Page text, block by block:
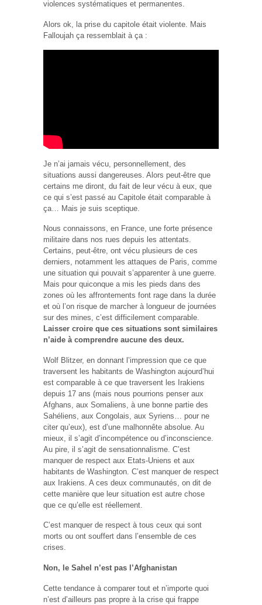
violences systématiques et permanentes.
Alors ok, la prise du capitole était violente. Mais
Falloujah ça ressemblait à ça :
Je n’ai jamais vécu, personnellement, des
situations aussi dangereuses. Alors peut-être que
certains me diront, du fait de leur vécu à eux, que
ce qui s’est passé au Capitole était comparable à
ça… Mais je suis sceptique.
Nous connaissons, en France, une forte présence
militaire dans nos rues depuis les attentats.
Certains, peut-être, ont vécu plusieurs de ces
derniers, notamment les attaques de Paris, comme
une situation qui pouvait s’apparenter à une guerre.
Mais pour quiconque a mis les pieds dans des
zones où les affrontements font rage dans la durée
et où l’on risque de marcher à longueur de journées
sur des mines, c’est difficilement comparable.
Laisser croire que ces situations sont similaires
n’aide à comprendre aucune des deux.
Wolf Blitzer, en donnant l’impression que ce que
traversent les habitants de Washington aujourd’hui
est comparable à ce que traversent les Irakiens
depuis 17 ans (mais nous pourrions penser aux
Afghans, aux Somaliens, à une bonne partie des
Sahéliens, aux Congolais, aux Syriens… pour ne
citer qu’eux), est d’une malhonnête absolue. Au
mieux, il s’agit d’incompétence ou d’inconscience.
Au pire, il s’agit de sensationnalisme. C’est
manquer de respect aux Etats-Uniens et aux
habitants de Washington. C’est manquer de respect
aux Irakiens. A ces deux communautés, on dit de
cette manière que leur situation est autre chose
que ce qu’elle est réellement.
C’est manquer de respect à tous ceux qui sont
morts ou ont souffert dans l’ensemble de ces
crises.
Non, le Sahel n’est pas l’Afghanistan
Cette tendance à comparer tout et n’importe quoi
n’est d’ailleurs pas propre à la crise qui frappe